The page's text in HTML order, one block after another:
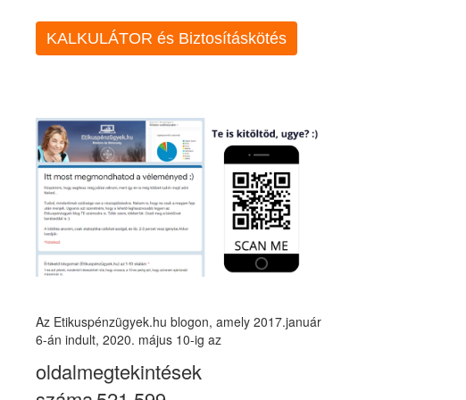
KALKULÁTOR és Biztosításkötés
Az Etikuspénzügyek.hu blogon, amely 2017.január
6-án indult, 2020. május 10-ig az
oldalmegtekintések